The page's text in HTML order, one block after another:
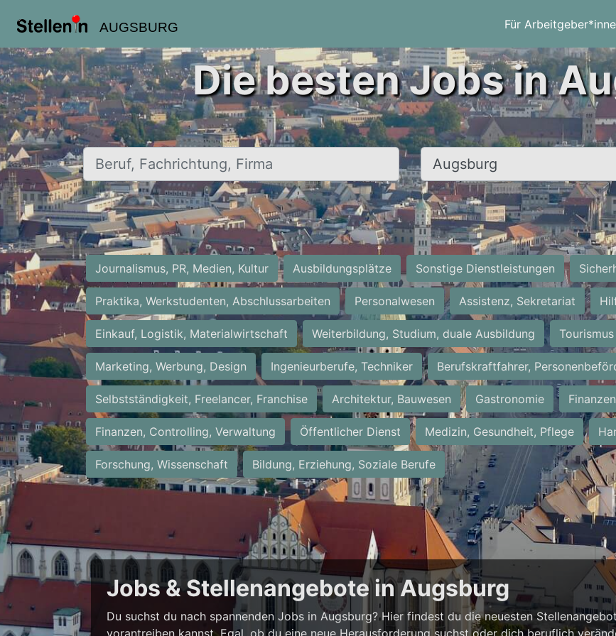
AUGSBURG Für
Die besten Jobs in
Beruf, Fachrichtung, Firma Ort, Stadt
Journalismus, PR, Medien, Kultur Ausbildungsplätze Sonstige Dienstleistungen
Praktika, Werkstudenten, Abschlussarbeiten Personalwesen Assistenz, Sekretariat
Einkauf, Logistik, Materialwirtschaft Weiterbildung, Studium, duale Ausbildung Tourismus
Marketing, Werbung, Design Ingenieurberufe, Techniker Berufskraftfahrer,
Selbstständigkeit, Freelancer, Franchise Architektur, Bauwesen Gastronomie
Finanzen, Controlling, Verwaltung Öffentlicher Dienst Medizin, Gesundheit, Pflege
Forschung, Wissenschaft Bildung, Erziehung, Soziale Berufe
Jobs & Stellenangebote in Augsburg
Du suchst du nach spannenden Jobs in Augsburg? Hier findest du die neuesten